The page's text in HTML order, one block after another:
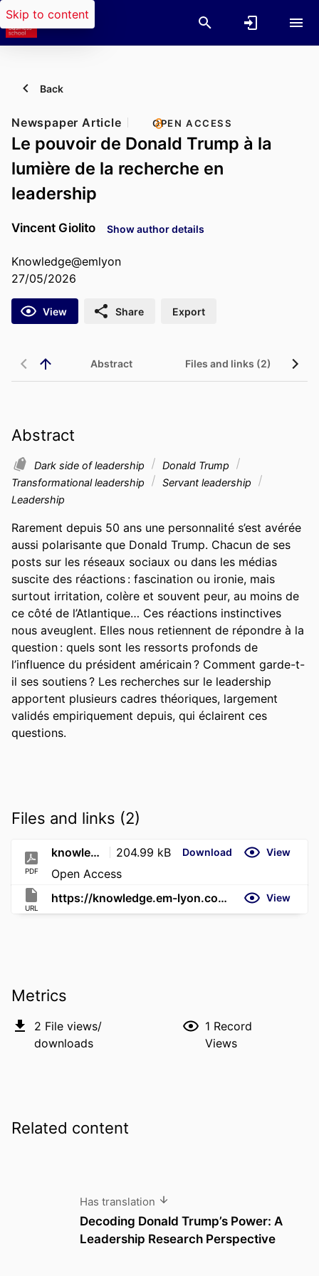
Skip to content
Back
Newspaper Article OPEN ACCESS
Le pouvoir de Donald Trump à la
lumière de la recherche en
leadership
Vincent Giolito Show author details
Knowledge@emlyon
27/05/2026
View Share Export
Abstract Files and links (2)
Abstract
Dark side of leadership
Donald Trump
Transformational leadership
Servant leadership
Leadership
Rarement depuis 50 ans une personnalité s’est avérée
aussi polarisante que Donald Trump. Chacun de ses
posts sur les réseaux sociaux ou dans les médias
suscite des réactions : fascination ou ironie, mais
surtout irritation, colère et souvent peur, au moins de
ce côté de l’Atlantique… Ces réactions instinctives
nous aveuglent. Elles nous retiennent de répondre à la
question : quels sont les ressorts profonds de
l’influence du président américain ? Comment garde-t-
il ses soutiens ? Les recherches sur le leadership
apportent plusieurs cadres théoriques, largement
validés empiriquement depuis, qui éclairent ces
questions.
Files and links (2)
PDF
knowledge.em-lyon.com-Le pouvoir de Donald Trump à la lumière de la recherche en leadership 204.99 kB Download View
Open Access
URL
https://knowledge.em-lyon.com/le-pouvoir-de-donald-trump-a-la-lumiere-de-la-recherche-en-leadership/ View
Metrics
2 File views/
downloads
1 Record
Views
Related content
Has translation
Decoding Donald Trump’s Power: A
Leadership Research Perspective